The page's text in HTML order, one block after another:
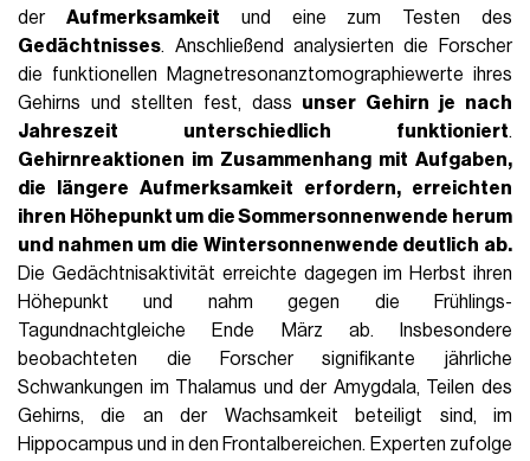
der Aufmerksamkeit und eine zum Testen des
Gedächtnisses. Anschließend analysierten die Forscher
die funktionellen Magnetresonanztomographiewerte ihres
Gehirns und stellten fest, dass unser Gehirn je nach
Jahreszeit unterschiedlich funktioniert.
Gehirnreaktionen im Zusammenhang mit Aufgaben,
die längere Aufmerksamkeit erfordern, erreichten
ihren Höhepunkt um die Sommersonnenwende herum
und nahmen um die Wintersonnenwende deutlich ab.
Die Gedächtnisaktivität erreichte dagegen im Herbst ihren
Höhepunkt und nahm gegen die Frühlings-
Tagundnachtgleiche Ende März ab. Insbesondere
beobachteten die Forscher signifikante jährliche
Schwankungen im Thalamus und der Amygdala, Teilen des
Gehirns, die an der Wachsamkeit beteiligt sind, im
Hippocampus und in den Frontalbereichen. Experten zufolge